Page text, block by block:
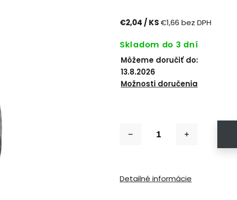
€2,04 / KS€1,66 bez DPH
Skladom do 3 dní
Môžeme doručiť do:
13.8.2026
Možnosti doručenia
Detailné informácie